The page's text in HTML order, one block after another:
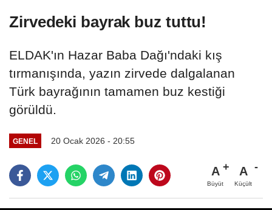
Zirvedeki bayrak buz tuttu!
ELDAK'ın Hazar Baba Dağı'ndaki kış
tırmanışında, yazın zirvede dalgalanan
Türk bayrağının tamamen buz kestiği
görüldü.
GENEL 20 Ocak 2026 - 20:55
A
Büyüt
A
Küçült